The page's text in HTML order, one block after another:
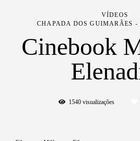
VÍDEOS
CHAPADA DOS GUIMARÃES
Cinebook
1540visualizações